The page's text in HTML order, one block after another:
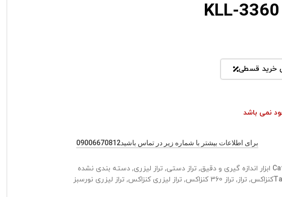
خرید قسطی
نمی باشد
برای اطلاعات بیشتر با شماره زیر در تماس باشید09006670812
ابزار اندازه گیری و دقیق, تراز دستی, تراز لیزری, دسته بندی نشده
, تراز, تراز 360 کنزاکس , تراز لیزری کنزاکس, تراز لیزری نورسبز